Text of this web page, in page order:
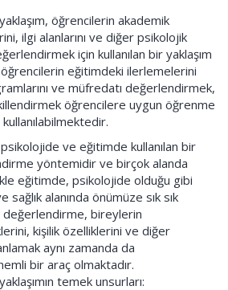
öğrencilerin akademik
ilgi alanlarını ve diğer psikolojik
için kullanılan bir yaklaşım
öğrencilerin eğitimdeki ilerlemelerini
ve müfredatı değerlendirmek,
öğrencilere uygun öğrenme
ve eğitimde kullanılan bir
yöntemidir ve birçok alanda
eğitimde, psikolojide olduğu gibi
alanında önümüze sık sık
değerlendirme, bireylerin
kişilik özelliklerini ve diğer
aynı zamanda da
bir araç olmaktadır.
temek unsurları: